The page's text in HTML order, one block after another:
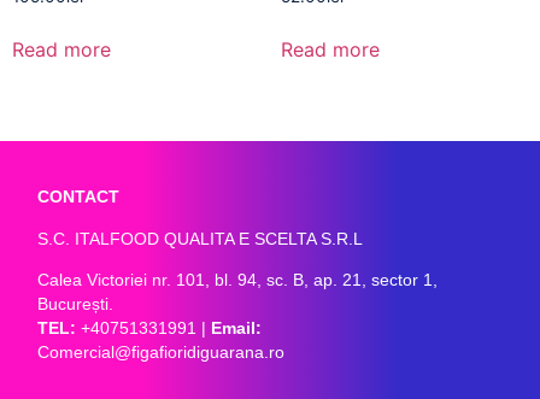
Read more Read more
CONTACT
S.C. ITALFOOD QUALITA E SCELTA S.R.L
Calea Victoriei nr. 101, bl. 94, sc. B, ap. 21, sector 1,
București.
TEL: +40751331991 | Email:
Comercial@figafioridiguarana.ro